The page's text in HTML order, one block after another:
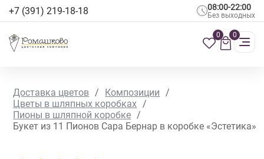
+7 (391) 219-18-18 08:00-22:00
Без выходных
0 0
Доставка цветов / Композиции
/
Цветы в шляпных коробках /
Пионы в шляпной коробке /
Букет из 11 Пионов Сара Бернар в коробке «Эстетика»